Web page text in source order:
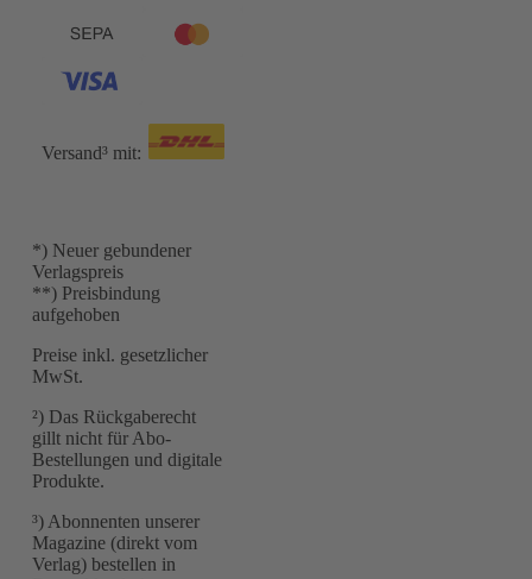
Versand³ mit:
*) Neuer gebundener
Verlagspreis
**) Preisbindung
aufgehoben
Preise inkl. gesetzlicher
MwSt.
²) Das Rückgaberecht
gillt nicht für Abo-
Bestellungen und digitale
Produkte.
³) Abonnenten unserer
Magazine (direkt vom
Verlag) bestellen in